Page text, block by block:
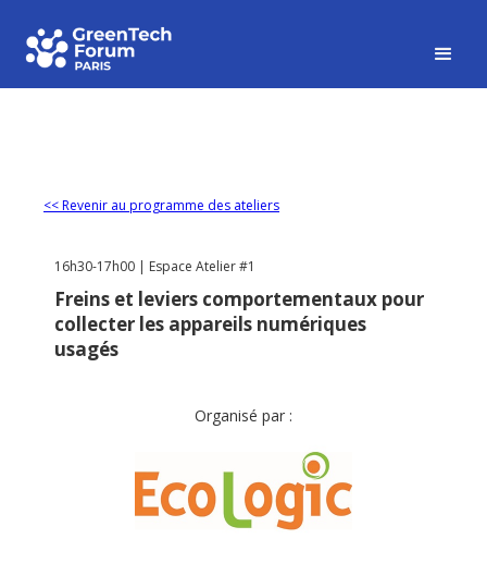
<< Revenir au programme des ateliers
16h30-17h00 | Espace Atelier #1
Freins et leviers comportementaux pour
collecter les appareils numériques
usagés
Organisé par :